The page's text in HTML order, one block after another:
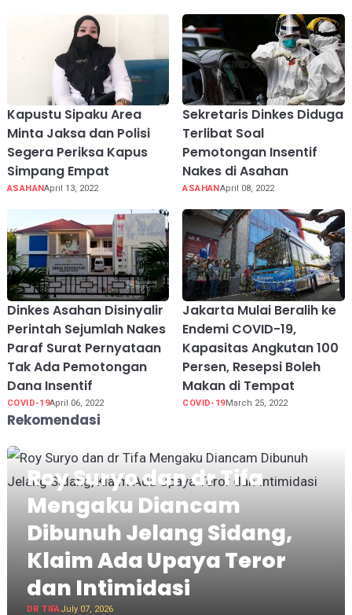
Kapustu Sipaku Area
Minta Jaksa dan Polisi
Segera Periksa Kapus
Simpang Empat
ASAHANApril 13, 2022
Sekretaris Dinkes Diduga
Terlibat Soal
Pemotongan Insentif
Nakes di Asahan
ASAHAN April 08, 2022
Dinkes Asahan Disinyalir
Perintah Sejumlah Nakes
Paraf Surat Pernyataan
Tak Ada Pemotongan
Dana Insentif
COVID-19April 06, 2022
Jakarta Mulai Beralih ke
Endemi COVID-19,
Kapasitas Angkutan 100
Persen, Resepsi Boleh
Makan di Tempat
COVID-19March 25, 2022
Rekomendasi
Roy Suryo dan dr Tifa
Mengaku Diancam
Dibunuh Jelang Sidang,
Klaim Ada Upaya Teror
dan Intimidasi
DR TIFAJuly 07, 2026